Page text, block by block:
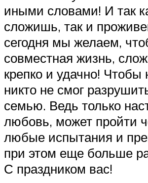
иными словами! И так
сложишь, так и
сегодня мы желаем,
совместная жизнь,
крепко и удачно! Чтобы
никто не смог
семью. Ведь только
любовь, может пройти
любые испытания и
при этом еще больше
С праздником вас!